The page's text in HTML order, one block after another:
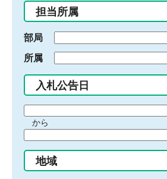
入
力
担当所属
部局
所属
入札公告日
間
始
り
から
間
終
地域